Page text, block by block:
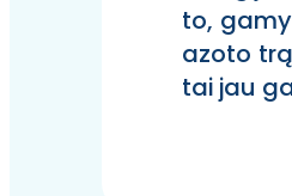
to,
azoto
tai jau